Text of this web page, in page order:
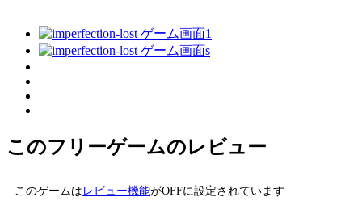
このフリーゲームのレビュー
このゲームは レビュー機能がOFFに設定されています